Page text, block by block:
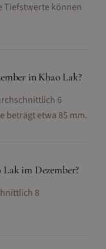
Tiefstwerte können
in Khao Lak?
6
beträgt etwa 85 mm.
im Dezember?
8